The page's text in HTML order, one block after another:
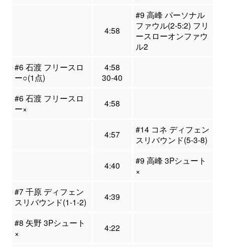
4:58
#9 高峰 パーソナル
ファウル(2-5:2) フリ
ースローオンファウ
ル2
#6 石渡 フリースロ
ー○(1点)
4:58
30-40
#6 石渡 フリースロ
ー×
4:58
4:57
#14 コネ ディフェン
スリバウンド(5-3-8)
4:40
#9 高峰 3Pシュート
×
#7 千原 ディフェン
スリバウンド(1-1-2)
4:39
#8 矢野 3Pシュート
×
4:22